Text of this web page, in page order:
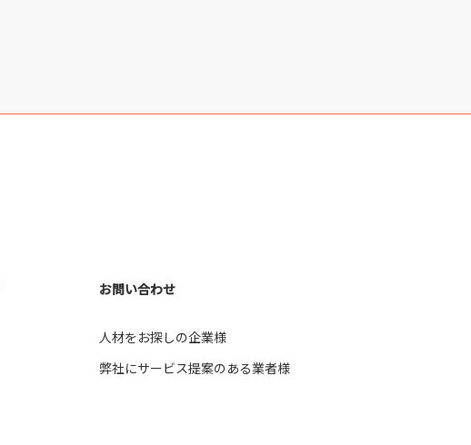
お問い合わせ
人材をお探しの企業様
弊社にサービス提案のある業者様